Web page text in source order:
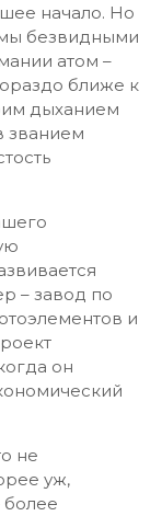
начало. Но
безвидными
атом –
ближе к
дыханием
званием
– завод по
и
он
не
уж,
более